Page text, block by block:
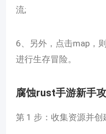
流;
6、另外，点击map，
进行生存冒险。
腐蚀rust手游新手
第 1 步：收集资源并创